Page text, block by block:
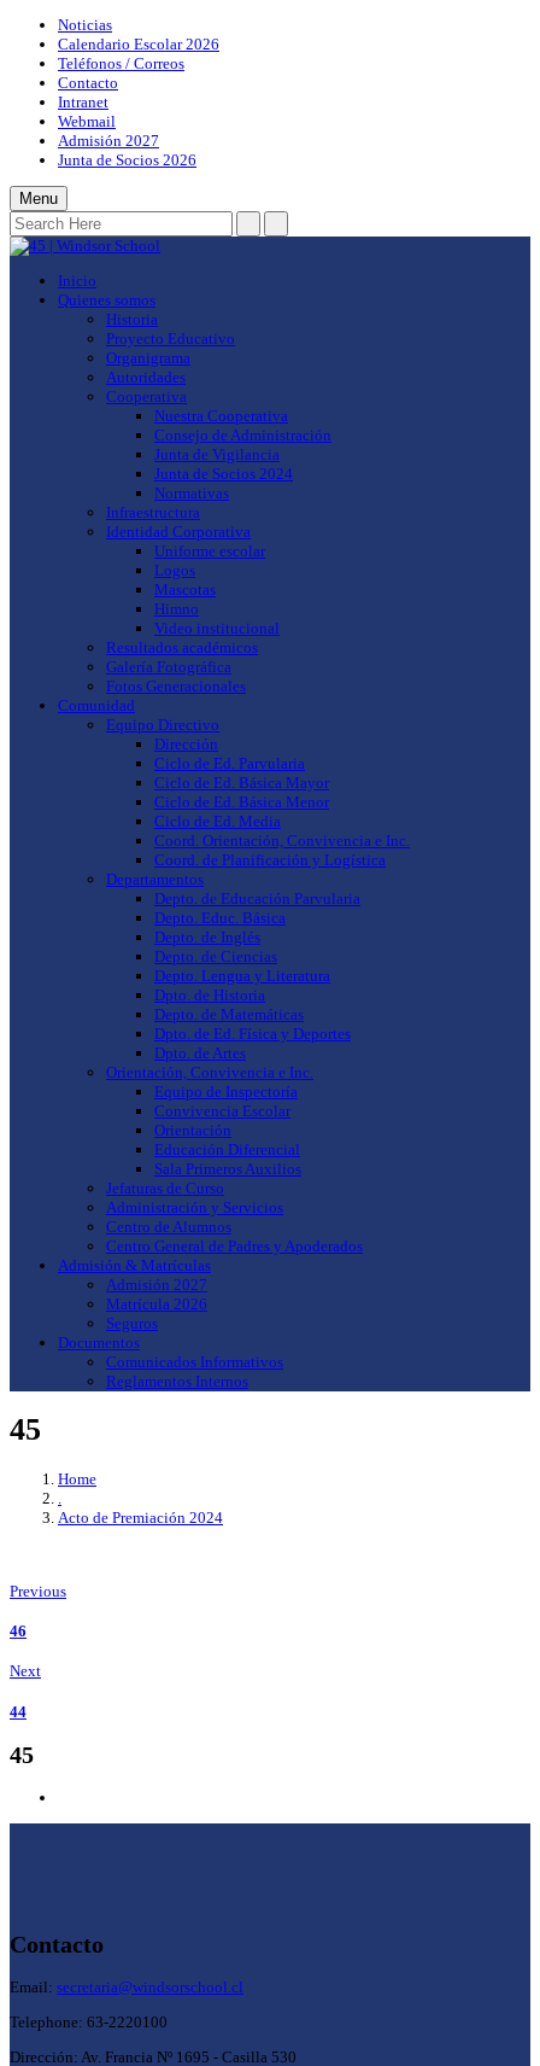
Noticias
Calendario Escolar 2026
Teléfonos / Correos
Contacto
Intranet
Webmail
Admisión 2027
Junta de Socios 2026
Menu
Inicio
Quienes somos
Historia
Proyecto Educativo
Organigrama
Autoridades
Cooperativa
Nuestra Cooperativa
Consejo de Administración
Junta de Vigilancia
Junta de Socios 2024
Normativas
Infraestructura
Identidad Corporativa
Uniforme escolar
Logos
Mascotas
Himno
Video institucional
Resultados académicos
Galería Fotográfica
Fotos Generacionales
Comunidad
Equipo Directivo
Dirección
Ciclo de Ed. Parvularia
Ciclo de Ed. Básica Mayor
Ciclo de Ed. Básica Menor
Ciclo de Ed. Media
Coord. Orientación, Convivencia e Inc.
Coord. de Planificación y Logística
Departamentos
Depto. de Educación Parvularia
Depto. Educ. Básica
Depto. de Inglés
Depto. de Ciencias
Depto. Lengua y Literatura
Dpto. de Historia
Depto. de Matemáticas
Dpto. de Ed. Física y Deportes
Dpto. de Artes
Orientación, Convivencia e Inc.
Equipo de Inspectoría
Convivencia Escolar
Orientación
Educación Diferencial
Sala Primeros Auxilios
Jefaturas de Curso
Administración y Servicios
Centro de Alumnos
Centro General de Padres y Apoderados
Admisión & Matrículas
Admisión 2027
Matrícula 2026
Seguros
Documentos
Comunicados Informativos
Reglamentos Internos
45
Home
Acto de Premiación 2024
Previous
46
Next
44
45
Contacto
Email: secretaria@windsorschool.cl
Telephone: 63-2220100
Dirección: Av. Francia Nº 1695 - Casilla 530